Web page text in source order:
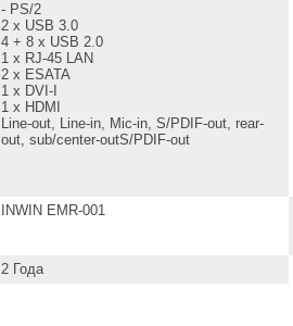
- PS/2
2 x USB 3.0
4 + 8 x USB 2.0
1 x RJ-45 LAN
2 x ESATA
1 x DVI-I
1 x HDMI
Line-out, Line-in, Mic-in, S/PDIF-out, rear-
out, sub/center-outS/PDIF-out
INWIN EMR-001
2 Года